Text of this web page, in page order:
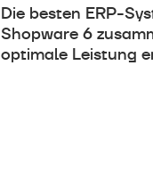
Die besten ERP-
Shopware 6
optimale Leistung